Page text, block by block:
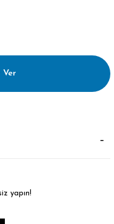
Ver
yapın!